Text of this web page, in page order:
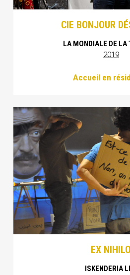
CIE BONJOUR
LA MONDIALE DE LA
2019
Accueil en
EX NIHILO
ISKENDERIA